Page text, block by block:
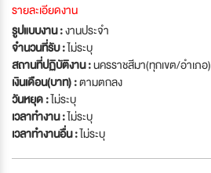
รายละเอียดงาน
รูปแบบงาน :งานประจำ
จำนวนที่รับ :ไม่ระบุ
สถานที่ปฏิบัติงาน :นครราชสีมา(ทุกเขต/อำเภอ)
เงินเดือน(บาท) :ตามตกลง
วันหยุด :ไม่ระบุ
เวลาทำงาน :ไม่ระบุ
เวลาทำงานอื่น :ไม่ระบุ